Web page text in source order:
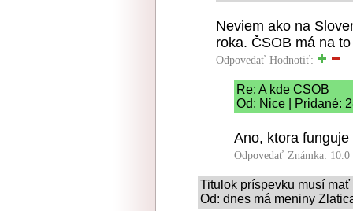
Neviem ako na
roka. ČSOB má na
Odpovedať Hodnotiť:
Re: A kde CSOB
Od: Nice | Pridané:
Ano, ktora funguje
Odpovedať Známka: 10.0
Titulok príspevku musí
Od: dnes má meniny